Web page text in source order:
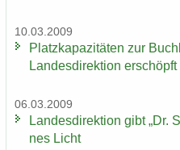
10.03.2009
Platz­ka­pa­zi­tä­ten zur
Lan­des­di­rek­ti­on er­schöpft
06.03.2009
Lan­des­di­rek­ti­on gibt „Dr.
nes Licht